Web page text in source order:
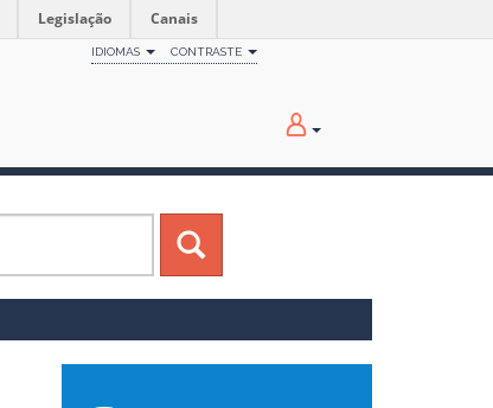
Legislação Canais
IDIOMAS CONTRASTE